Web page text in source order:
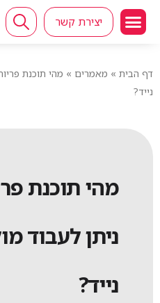
יצירת קשר
דף הבית » מאמרים » מהי תוכנת
נייד?
מהי תוכנת
ניתן לעבוד
נייד?